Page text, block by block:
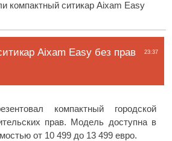
компактный ситикар Aixam Easy
23:37
Aixam Easy без прав
компактный городской
прав. Модель доступна в
от 10 499 до 13 499 евро.